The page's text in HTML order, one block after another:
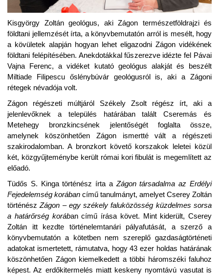
Kisgyörgy Zoltán geológus, aki Zágon természetföldrajzi és
földtani jellemzését írta, a könyvbemutatón arról is mesélt, hogy
a kövületek alapján hogyan lehet eligazodni Zágon vidékének
földtani felépítésében. Anekdotákkal fűszerezve idézte fel Pávai
Vajna Ferenc, a vidéket kutató geológus alakját és beszélt
Miltiade Filipescu őslénybúvár geológusról is, aki a Zágoni
rétegek névadója volt.
Zágon régészeti múltjáról Székely Zsolt régész írt, aki a
jelenlevőknek a település határában talált Cseremás és
Metehegy bronzkincsének jelentőségét foglalta össze,
amelynek köszönhetően Zágon ismertté vált a régészeti
szakirodalomban. A bronzkort követő korszakok leletei közül
két, közgyűjteménybe került római kori fibulát is megemlített az
előadó.
Tüdős S. Kinga történész írta a Zágon társadalma az Erdélyi
Fejedelemség korában című tanulmányt, amelyet Cserey Zoltán
történészZágon – egy székely faluközösség küzdelmes sorsa
a határőrség korában című írása követ. Mint kiderült, Cserey
Zoltán itt kezdte történelemtanári pályafutását, a szerző a
könyvbemutatón a kötetben nem szereplő gazdaságtörténeti
adatokat ismertetett, rámutatva, hogy 43 ezer holdas határának
köszönhetően Zágon kiemelkedett a többi háromszéki faluhoz
képest. Az erdőkitermelés miatt keskeny nyomtávú vasutat is